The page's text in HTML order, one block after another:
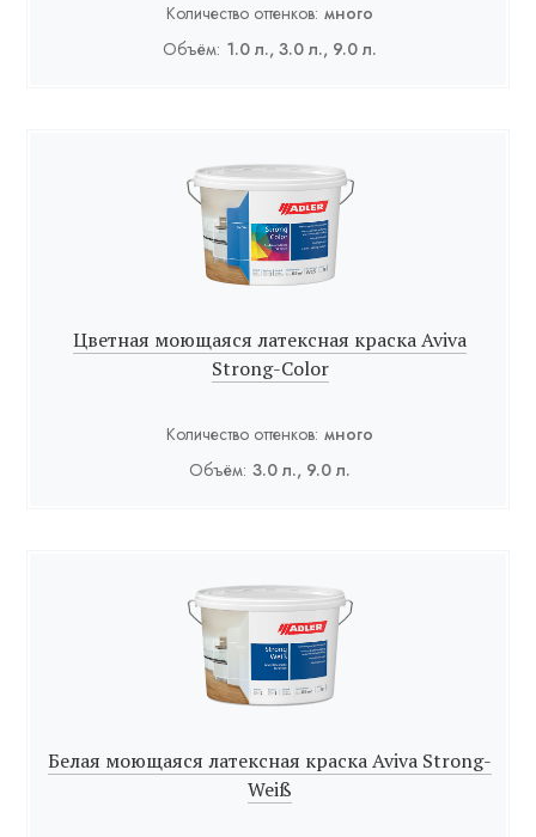
Количество оттенков: много
Объём: 1.0 л., 3.0 л., 9.0 л.
Цветная моющаяся латексная краска Aviva
Strong-Color
Количество оттенков: много
Объём: 3.0 л., 9.0 л.
Белая моющаяся латексная краска Aviva Strong-
Weiß